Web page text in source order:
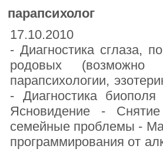
парапсихолог
17.10.2010
- Диагностика сглаза,
родовых
парапсихологии,
- Диагностика
Ясновидение -
семейные проблемы -
программирования от